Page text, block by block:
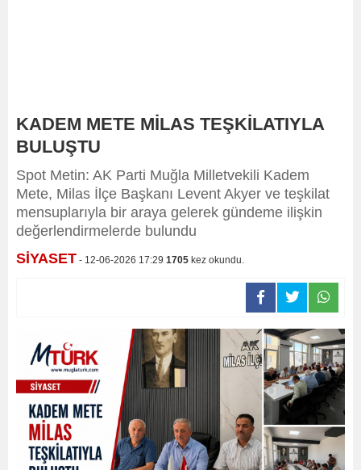
KADEM METE MİLAS TEŞKİLATIYLA
BULUŞTU
Spot Metin: AK Parti Muğla Milletvekili Kadem
Mete, Milas İlçe Başkanı Levent Akyer ve teşkilat
mensuplarıyla bir araya gelerek gündeme ilişkin
değerlendirmelerde bulundu
SİYASET - 12-06-2026 17:29 1705 kez okundu.